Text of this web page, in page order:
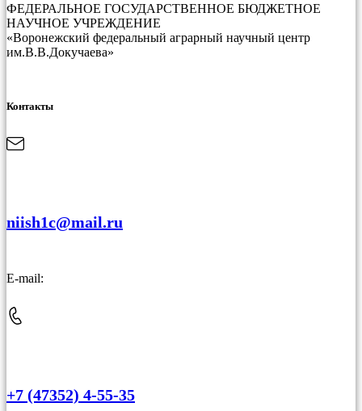
ФЕДЕРАЛЬНОЕ ГОСУДАРСТВЕННОЕ БЮДЖЕТНОЕ
НАУЧНОЕ УЧРЕЖДЕНИЕ
«Воронежский федеральный аграрный научный центр
им.В.В.Докучаева»
Контакты
niish1c@mail.ru
E-mail:
+7 (47352) 4-55-35